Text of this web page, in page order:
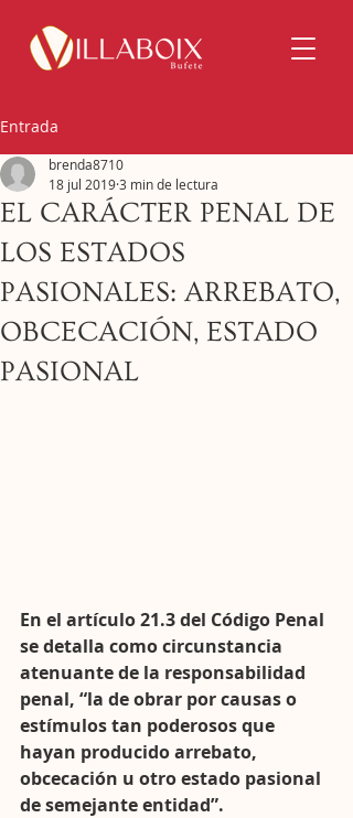
Entrada
EL CARÁCTER PENAL DE
LOS ESTADOS
PASIONALES: ARREBATO,
OBCECACIÓN, ESTADO
PASIONAL
brenda8710
18 jul 20193 min de lectura
En el artículo 21.3 del Código Penal
se detalla como circunstancia
atenuante de la responsabilidad
penal, “la de obrar por causas o
estímulos tan poderosos que
hayan producido arrebato,
obcecación u otro estado pasional
de semejante entidad”.